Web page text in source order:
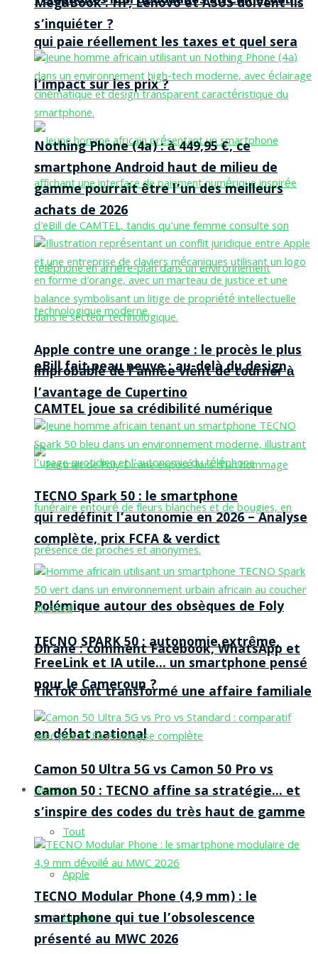
qui paie réellement les taxes et quel sera
l’impact sur les prix ?
eBill fait peau neuve : au-delà du design,
CAMTEL joue sa crédibilité numérique
Polémique autour des obsèques de Foly
Dirane : comment Facebook, WhatsApp et
TikTok ont transformé une affaire familiale
en débat national
Marques
Tout
Apple
Huawei
MegaBook : HP, Lenovo et ASUS doivent-ils
s’inquiéter ?
Nothing Phone (4a) : à 449,95 €, ce
smartphone Android haut de milieu de
gamme pourrait être l’un des meilleurs
achats de 2026
Apple contre une orange : le procès le plus
improbable de l’année vient de tourner à
l’avantage de Cupertino
TECNO Spark 50 : le smartphone
qui redéfinit l’autonomie en 2026 – Analyse
complète, prix FCFA & verdict
TECNO SPARK 50 : autonomie extrême,
FreeLink et IA utile… un smartphone pensé
pour le Cameroun ?
Camon 50 Ultra 5G vs Camon 50 Pro vs
Camon 50 : TECNO affine sa stratégie… et
s’inspire des codes du très haut de gamme
TECNO Modular Phone (4,9 mm) : le
smartphone qui tue l’obsolescence
présenté au MWC 2026